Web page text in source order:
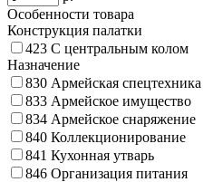
Особенности товара
Конструкция палатки
423 С центральным колом
Назначение
830 Армейская спецтехника
833 Армейское имущество
834 Армейское снаряжение
840 Коллекционирование
841 Кухонная утварь
846 Организация питания